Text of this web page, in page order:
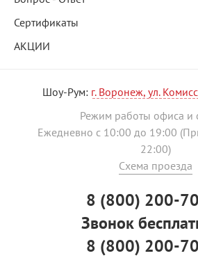
Сертификаты
АКЦИИ
Шоу-Рум: г. Воронеж, ул.
Режим работы офиса и
Ежедневно с 10:00 до 19:00
22:00)
Схема проезда
8 (800) 200-
Звонок
8 (800) 200-